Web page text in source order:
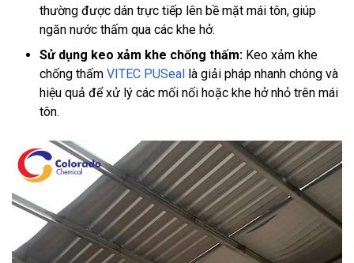
thường được dán trực tiếp lên bề mặt mái tôn, giúp
ngăn nước thấm qua các khe hở.
Sử dụng keo xảm khe chống thấm: Keo xảm khe
chống thấm VITEC PUSeal là giải pháp nhanh chóng và
hiệu quả để xử lý các mối nối hoặc khe hở nhỏ trên mái
tôn.